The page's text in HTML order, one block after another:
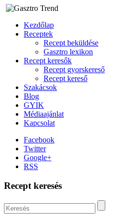
Kezdőlap
Receptek
Recept beküldése
Gasztro lexikon
Recept keresők
Recept gyorskereső
Recept kereső
Szakácsok
Blog
GYIK
Médiaajánlat
Kapcsolat
Facebook
Twitter
Google+
RSS
Recept keresés